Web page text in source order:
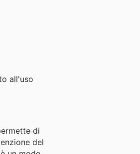
all'uso
di
del